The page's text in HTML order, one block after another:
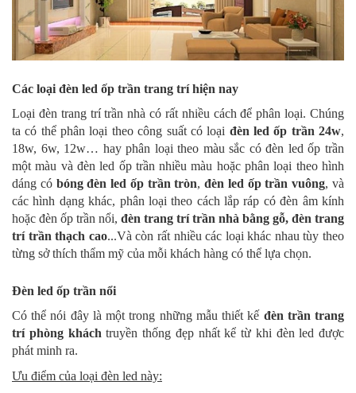
Các loại đèn led ốp trần trang trí hiện nay
Loại đèn trang trí trần nhà có rất nhiều cách để phân loại. Chúng
ta có thể phân loại theo công suất có loại đèn led ốp trần 24w,
18w, 6w, 12w… hay phân loại theo màu sắc có đèn led ốp trần
một màu và đèn led ốp trần nhiều màu hoặc phân loại theo hình
dáng có bóng đèn led ốp trần tròn,đèn led ốp trần vuông, và
các hình dạng khác, phân loại theo cách lắp ráp có đèn âm kính
hoặc đèn ốp trần nổi, đèn trang trí trần nhà bằng gỗ, đèn trang
trí trần thạch cao...Và còn rất nhiều các loại khác nhau tùy theo
từng sở thích thẩm mỹ của mỗi khách hàng có thể lựa chọn.
Đèn led ốp trần nổi
Có thể nói đây là một trong những mẫu thiết kế đèn trần trang
trí phòng khách truyền thống đẹp nhất kể từ khi đèn led được
phát minh ra.
Ưu điểm của loại đèn led này: